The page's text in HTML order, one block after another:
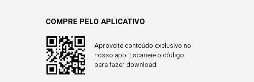
COMPRE PELO APLICATIVO
Aproveite conteúdo exclusivo no
nosso app. Escaneie o código
para fazer download